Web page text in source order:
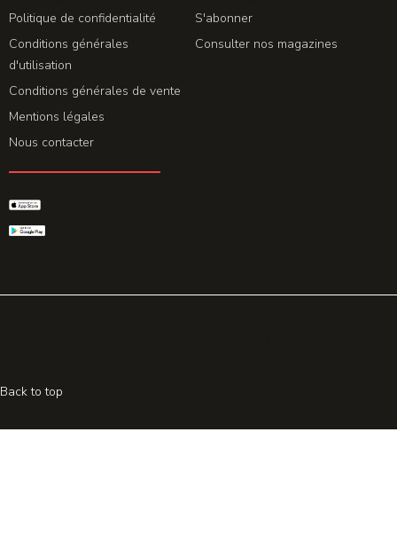
Politique de confidentialité
Conditions générales
d'utilisation
Conditions générales de vente
Mentions légales
Nous contacter
S'abonner
Consulter nos magazines
Back to top